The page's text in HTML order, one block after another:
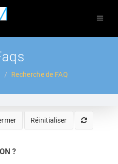
Recherche de FAQ
Réinitialiser
?